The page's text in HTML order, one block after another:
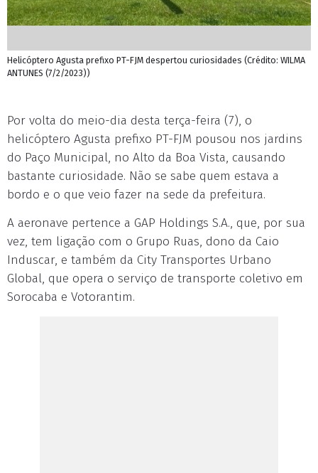
Helicóptero Agusta prefixo PT-FJM despertou curiosidades (Crédito: WILMA
ANTUNES (7/2/2023))
Por volta do meio-dia desta terça-feira (7), o
helicóptero Agusta prefixo PT-FJM pousou nos jardins
do Paço Municipal, no Alto da Boa Vista, causando
bastante curiosidade. Não se sabe quem estava a
bordo e o que veio fazer na sede da prefeitura.
A aeronave pertence a GAP Holdings S.A., que, por sua
vez, tem ligação com o Grupo Ruas, dono da Caio
Induscar, e também da City Transportes Urbano
Global, que opera o serviço de transporte coletivo em
Sorocaba e Votorantim.